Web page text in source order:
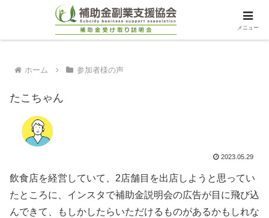
ホーム 参加者様の声
たこちゃん
2023.05.29
飲食店を経営していて、2店舗目を出店しようと思ってい
たところに、インスタで補助金説明会の広告が目に飛び込
んできて、もしかしたらいただけるものがあるかもしれな
メニュー